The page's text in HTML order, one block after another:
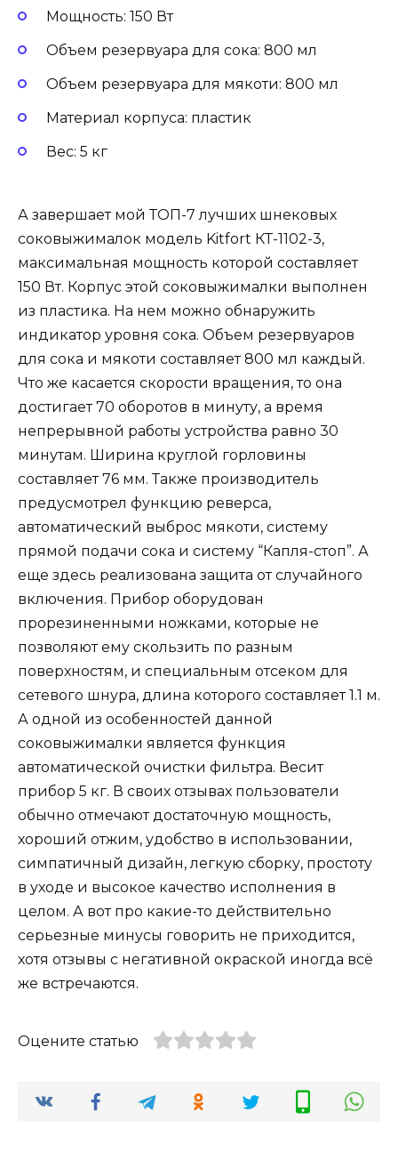
Мощность: 150 Вт
Объем резервуара для сока: 800 мл
Объем резервуара для мякоти: 800 мл
Материал корпуса: пластик
Вес: 5 кг
А завершает мой ТОП-7 лучших шнековых
соковыжималок модель Kitfort КТ-1102-3,
максимальная мощность которой составляет
150 Вт. Корпус этой соковыжималки выполнен
из пластика. На нем можно обнаружить
индикатор уровня сока. Объем резервуаров
для сока и мякоти составляет 800 мл каждый.
Что же касается скорости вращения, то она
достигает 70 оборотов в минуту, а время
непрерывной работы устройства равно 30
минутам. Ширина круглой горловины
составляет 76 мм. Также производитель
предусмотрел функцию реверса,
автоматический выброс мякоти, систему
прямой подачи сока и систему “Капля-стоп”. А
еще здесь реализована защита от случайного
включения. Прибор оборудован
прорезиненными ножками, которые не
позволяют ему скользить по разным
поверхностям, и специальным отсеком для
сетевого шнура, длина которого составляет 1.1 м.
А одной из особенностей данной
соковыжималки является функция
автоматической очистки фильтра. Весит
прибор 5 кг. В своих отзывах пользователи
обычно отмечают достаточную мощность,
хороший отжим, удобство в использовании,
симпатичный дизайн, легкую сборку, простоту
в уходе и высокое качество исполнения в
целом. А вот про какие-то действительно
серьезные минусы говорить не приходится,
хотя отзывы с негативной окраской иногда всё
же встречаются.
Оцените статью